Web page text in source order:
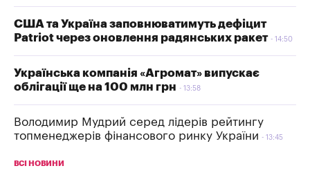
США та Україна заповнюватимуть дефіцит
Patriot через оновлення радянських ракет
14:50
Українська компанія «Агромат» випускає
облігації ще на 100 млн грн
13:58
Володимир Мудрий серед лідерів рейтингу
топменеджерів фінансового ринку України
13:45
ВСІ НОВИНИ